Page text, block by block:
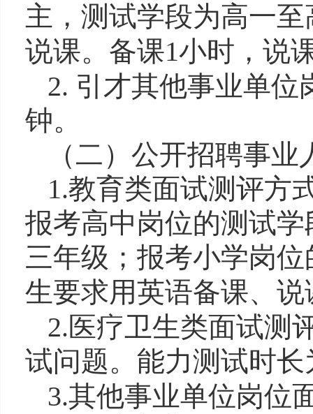
主，测试学段为高一
说课。备课1小时，说
2. 引才其他事业单位
钟。
（二）公开招聘事
1.教育类面试测评方
报考高中岗位的测试
三年级； 报考小学岗
生要求用英语备课、说
2.医疗卫生类面试测
试问题。能力测试时长
3.其他事业单位岗位